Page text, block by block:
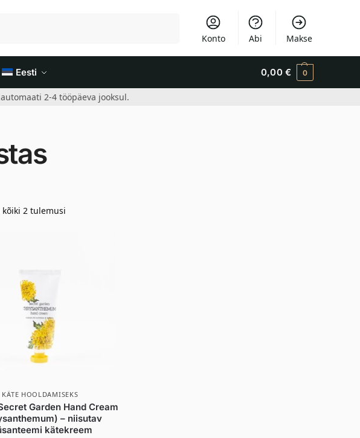
Konto Abi Makse
Eesti 0,00 € 0
2-4 tööpäeva jooksul.
kõiki 2 tulemusi
KÄTE HOOLDAMISEKS
Garden Hand Cream
– niisutav
kätekreem